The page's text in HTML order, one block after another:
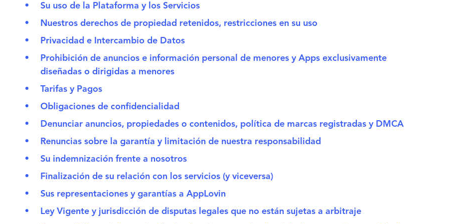
Su uso de la Plataforma y los Servicios
Nuestros derechos de propiedad retenidos, restricciones en su uso
Privacidad e Intercambio de Datos
Prohibición de anuncios e información personal de menores y Apps exclusivamente
diseñadas o dirigidas a menores
Tarifas y Pagos
Obligaciones de confidencialidad
Denunciar anuncios, propiedades o contenidos, política de marcas registradas y DMCA
Renuncias sobre la garantía y limitación de nuestra responsabilidad
Su indemnización frente a nosotros
Finalización de su relación con los servicios (y viceversa)
Sus representaciones y garantías a AppLovin
Ley Vigente y jurisdicción de disputas legales que no están sujetas a arbitraje